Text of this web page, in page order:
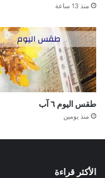
منذ 13 ساعة
طقس اليوم ٦ آب
منذ يومين
الأكثر قراءة